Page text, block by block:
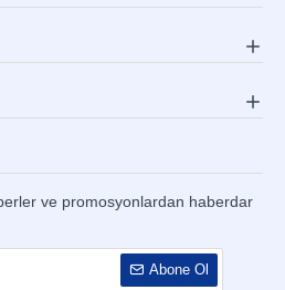
ve promosyonlardan haberdar
Abone Ol